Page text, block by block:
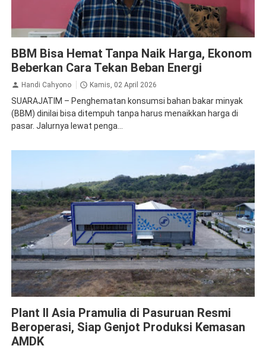
BBM Bisa Hemat Tanpa Naik Harga, Ekonom
Beberkan Cara Tekan Beban Energi
Handi Cahyono Kamis, 02 April 2026
SUARAJATIM – Penghematan konsumsi bahan bakar minyak
(BBM) dinilai bisa ditempuh tanpa harus menaikkan harga di
pasar. Jalurnya lewat penga...
Plant II Asia Pramulia di Pasuruan Resmi
Beroperasi, Siap Genjot Produksi Kemasan
AMDK